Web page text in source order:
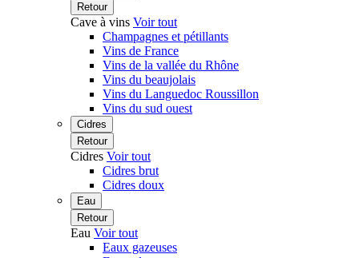
Retour
Cave à vins Voir tout
Champagnes et pétillants
Vins de France
Vins de la vallée du Rhône
Vins du beaujolais
Vins du Languedoc Roussillon
Vins du sud ouest
Cidres
Retour
Cidres Voir tout
Cidres brut
Cidres doux
Eau
Retour
Eau Voir tout
Eaux gazeuses